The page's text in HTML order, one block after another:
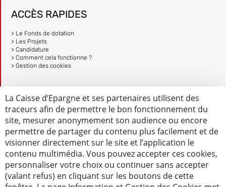
ACCÈS RAPIDES
> Le Fonds de dotation
> Les Projets
> Candidature
> Comment cela fonctionne ?
> Gestion des cookies
> Accès au logement
> Insertion à l’emploi
> Mobilité
> Transition énergétique
> Mentions légales et Protection des données
> Accessibilité – non conforme
La Caisse d’Epargne et ses partenaires utilisent des
traceurs afin de permettre le bon fonctionnement du
site, mesurer anonymement son audience ou encore
permettre de partager du contenu plus facilement et de
visionner directement sur le site et l’application le
contenu multimédia. Vous pouvez accepter ces cookies,
personnaliser votre choix ou continuer sans accepter
(valant refus) en cliquant sur les boutons de cette